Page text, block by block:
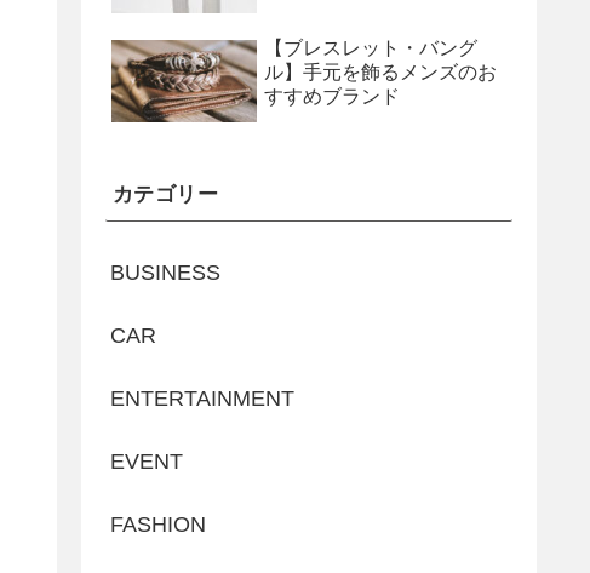
【ブレスレット・バング
ル】手元を飾るメンズのお
すすめブランド
カテゴリー
BUSINESS
CAR
ENTERTAINMENT
EVENT
FASHION